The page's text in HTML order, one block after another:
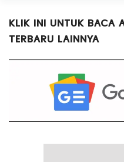
KLIK INI UNTUK BACA
TERBARU LAINNYA